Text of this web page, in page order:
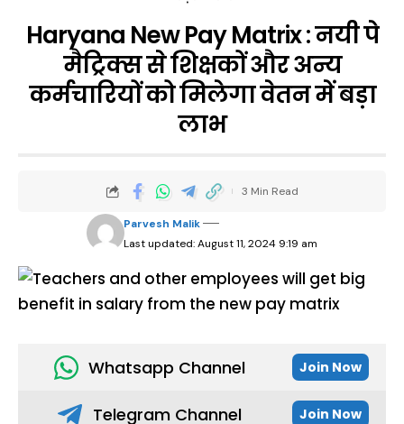
Haryana New Pay Matrix : नयी पे
मैट्रिक्स से शिक्षकों और अन्य
कर्मचारियों को मिलेगा वेतन में बड़ा
लाभ
Last updated: August 11, 2024 9:19 am
Parvesh Malik
3 Min Read
Whatsapp Channel Join Now
Telegram Channel Join Now